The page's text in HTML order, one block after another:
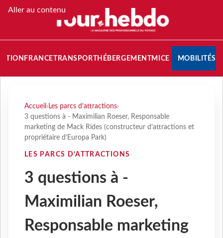
Aller au contenu
FRANCETRANSPORT HÉBERGEMENTMICE MOBILITÉS
Accueil › Les parcs d’attractions›
3 questions à - Maximilian Roeser, Responsable
marketing de Mack Rides (constructeur d’attractions et
propriétaire d’Europa Park)
LES PARCS D’ATTRACTIONS
3 questions à -
Maximilian Roeser,
Responsable marketing